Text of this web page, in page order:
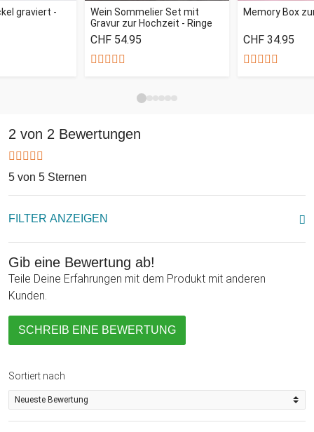
gestaltet. Teile uns dazu einfach die Namen der künftigen
Eheleute sowie deren Hochzeitsdatum mit und schon
bekommst Du ein persönliches Hochzeitsgeschenk, das Du
mit ein paar Scheinen im Nu zu einem originellen
graviert -
Wein Sommelier Set mit
Gravur zur Hochzeit - Ringe
CHF 54.95
Memory Box
CHF 34.95
2 von 2 Bewertungen
5 von 5 Sternen
FILTER ANZEIGEN
Gib eine Bewertung ab!
Teile Deine Erfahrungen mit dem Produkt mit anderen
Kunden.
SCHREIB EINE BEWERTUNG
Sortiert nach